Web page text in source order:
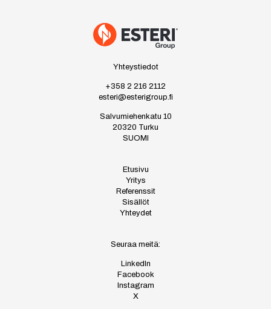
Yhteystiedot
+358 2 216 2112
esteri@esterigroup.fi
Salvumiehenkatu 10
20320 Turku
SUOMI
Etusivu
Yritys
Referenssit
Sisällöt
Yhteydet
Seuraa meitä:
LinkedIn
Facebook
Instagram
X